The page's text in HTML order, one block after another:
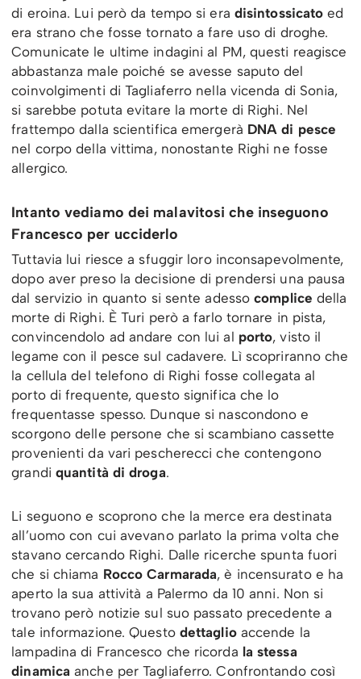
di eroina. Lui però da tempo si era disintossicato ed
era strano che fosse tornato a fare uso di droghe.
Comunicate le ultime indagini al PM, questi reagisce
abbastanza male poiché se avesse saputo del
coinvolgimenti di Tagliaferro nella vicenda di Sonia,
si sarebbe potuta evitare la morte di Righi. Nel
frattempo dalla scientifica emergerà DNA di pesce
nel corpo della vittima, nonostante Righi ne fosse
allergico.
Intanto vediamo dei malavitosi che inseguono
Francesco per ucciderlo
Tuttavia lui riesce a sfuggir loro inconsapevolmente,
dopo aver preso la decisione di prendersi una pausa
dal servizio in quanto si sente adessocomplice della
morte di Righi. È Turi però a farlo tornare in pista,
convincendolo ad andare con lui al porto, visto il
legame con il pesce sul cadavere. Lì scopriranno che
la cellula del telefono di Righi fosse collegata al
porto di frequente, questo significa che lo
frequentasse spesso. Dunque si nascondono e
scorgono delle persone che si scambiano cassette
provenienti da vari pescherecci che contengono
grandi quantità di droga.
Li seguono e scoprono che la merce era destinata
all’uomo con cui avevano parlato la prima volta che
stavano cercando Righi. Dalle ricerche spunta fuori
che si chiama Rocco Carmarada, è incensurato e ha
aperto la sua attività a Palermo da 10 anni. Non si
trovano però notizie sul suo passato precedente a
tale informazione. Questo dettaglioaccende la
lampadina di Francesco che ricorda la stessa
dinamica anche per Tagliaferro. Confrontando così